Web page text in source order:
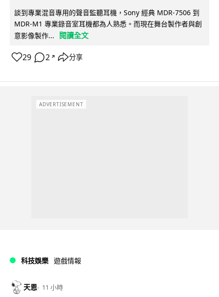
談到專業混音專用的聲音監聽耳機，Sony 經典 MDR-7506 到
MDR-M1 專業錄音室耳機都為人熟悉。而現在舞台製作者與創
意影像製作...
閱讀全文
29 2 ↗ 分享
ADVERTISEMENT
科技娛樂 遊戲情報
天恩 11 小時